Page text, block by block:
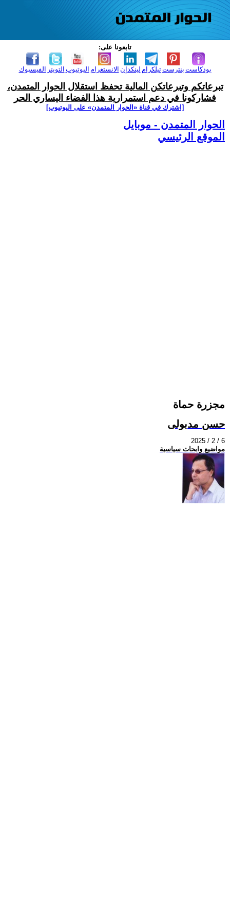
تابعونا على:
الفيسبوك التويتر اليوتيوب الانستغرام لينكدإن تيلكرامبنترست بودكاست
تبرعاتكم وتبرعاتكن المالية تحفظ استقلال الحوار المتمدن،
فشاركونا في دعم استمرارية هذا الفضاء اليساري الحر
[اشترك في قناة ‫«الحوار المتمدن» على اليوتيوب]
الحوار المتمدن - موبايل
الموقع الرئيسي
مجزرة حماة
حسن مدبولى
2025 / 2 / 6
مواضيع وابحاث سياسية